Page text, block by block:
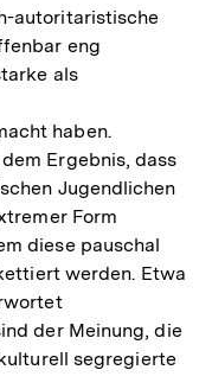
autoritaristische
eng
als
haben.
Ergebnis, dass
Jugendlichen
Form
diese pauschal
werden. Etwa
der Meinung, die
segregierte